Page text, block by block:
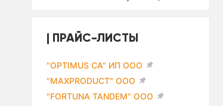
ПРАЙС-ЛИСТЫ
"OPTIMUS CA" ИП ООО
"MAXPRODUCT" ООО
"FORTUNA TANDEM" ООО